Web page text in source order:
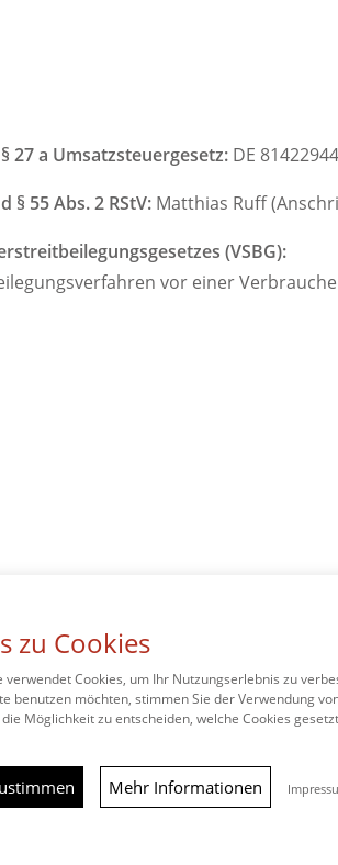
27 a Umsatzsteuergesetz: DE
55 Abs. 2 RStV: Matthias Ruff
(VSBG):
vor einer
wir keine Haftung für die Inhalte
Impressum Datenschutz
zu Cookies
verwendet Cookies, um Ihr Nutzungserlebnis zu
benutzen möchten, stimmen Sie der Verwendung
Möglichkeit zu entscheiden, welche Cookies
Mehr Informationen